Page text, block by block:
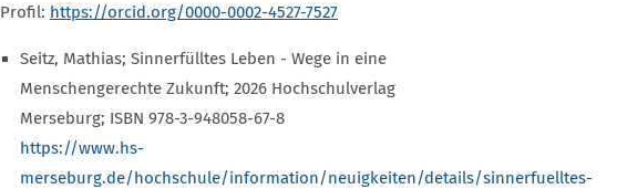
Profil: https://orcid.org/0000-0002-4527-7527
Seitz, Mathias; Sinnerfülltes Leben - Wege in eine
Menschengerechte Zukunft; 2026 Hochschulverlag
Merseburg; ISBN 978-3-948058-67-8
https://www.hs-
merseburg.de/hochschule/information/neuigkeiten/details/sinnerfuelltes-